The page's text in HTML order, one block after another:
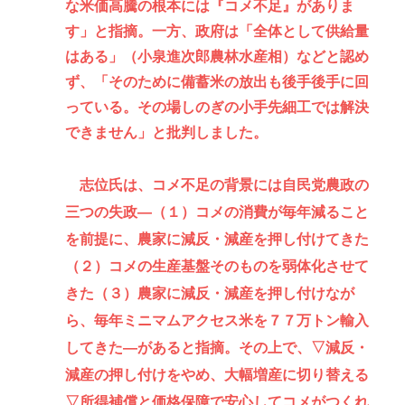
な米価高騰の根本には『コメ不足』がありま
す」と指摘。一方、政府は「全体として供給量
はある」（小泉進次郎農林水産相）などと認め
ず、「そのために備蓄米の放出も後手後手に回
っている。その場しのぎの小手先細工では解決
できません」と批判しました。
志位氏は、コメ不足の背景には自民党農政の
三つの失政―（１）コメの消費が毎年減ること
を前提に、農家に減反・減産を押し付けてきた
（２）コメの生産基盤そのものを弱体化させて
きた（３）農家に減反・減産を押し付けなが
ら、毎年ミニマムアクセス米を７７万トン輸入
してきた―があると指摘。その上で、▽減反・
減産の押し付けをやめ、大幅増産に切り替える
▽所得補償と価格保障で安心してコメがつくれ